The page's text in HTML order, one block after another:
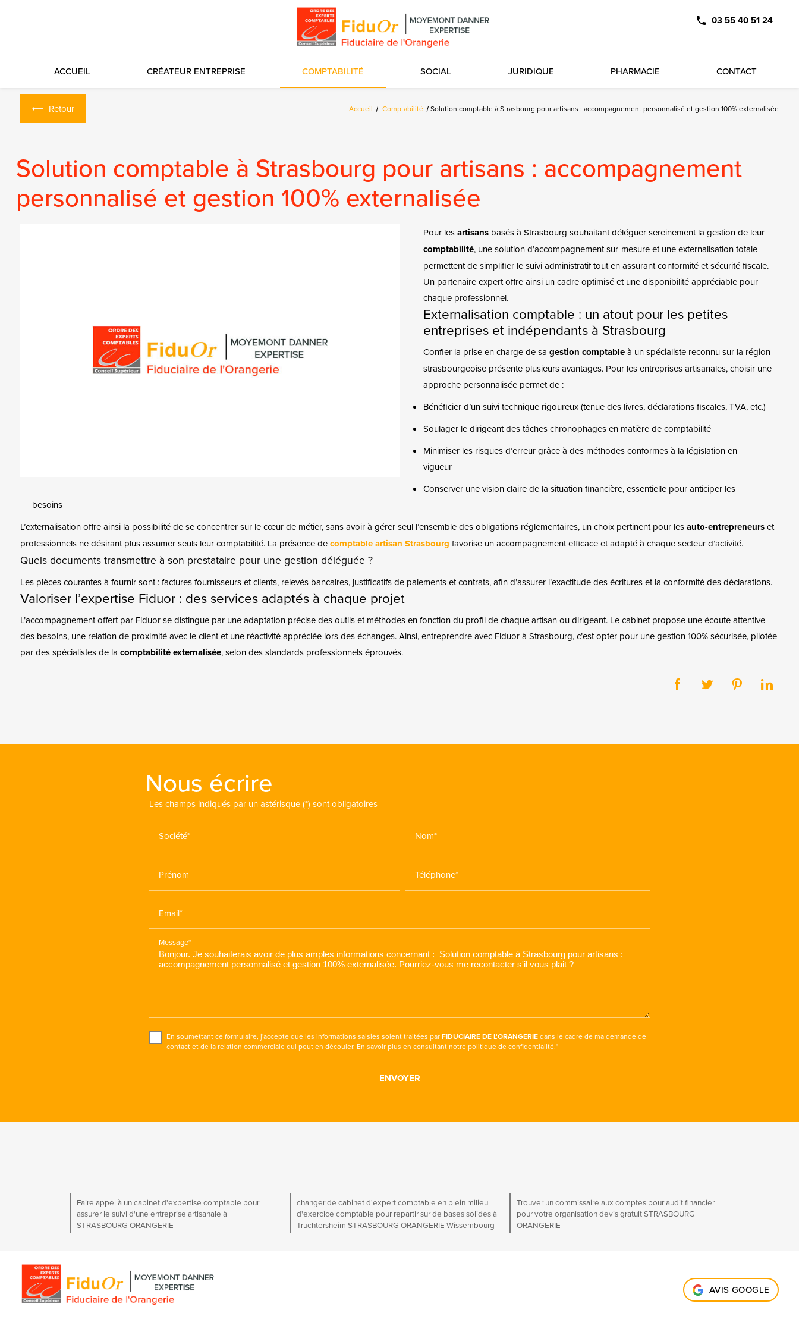
03 55 40 51 24
ACCUEIL CRÉATEUR ENTREPRISE COMPTABILITÉ SOCIAL JURIDIQUE PHARMACIE CONTACT
Accueil Comptabilité Solution comptable à Strasbourg pour artisans : accompagnement personnalisé et gestion 100% externalisée
Retour
Solution comptable à Strasbourg pour artisans : accompagnement
personnalisé et gestion 100% externalisée
Pour lesartisansbasés à Strasbourg souhaitant déléguer sereinement la gestion de leur
comptabilité, une solution d’accompagnement sur-mesure et une externalisation totale
permettent de simplifier le suivi administratif tout en assurant conformité et sécurité fiscale.
Un partenaire expert offre ainsi un cadre optimisé et une disponibilité appréciable pour
chaque professionnel.
Externalisation comptable : un atout pour les petites
entreprises et indépendants à Strasbourg
Confier la prise en charge de sa gestion comptableà un spécialiste reconnu sur la région
strasbourgeoise présente plusieurs avantages. Pour les entreprises artisanales, choisir une
approche personnalisée permet de :
Bénéficier d’un suivi technique rigoureux (tenue des livres, déclarations fiscales, TVA, etc.)
Soulager le dirigeant des tâches chronophages en matière de comptabilité
Minimiser les risques d’erreur grâce à des méthodes conformes à la législation en
vigueur
Conserver une vision claire de la situation financière, essentielle pour anticiper les
besoins
L’externalisation offre ainsi la possibilité de se concentrer sur le cœur de métier, sans avoir à gérer seul l’ensemble des obligations réglementaires, un choix pertinent pour lesauto-entrepreneurset
professionnels ne désirant plus assumer seuls leur comptabilité. La présence decomptable artisan Strasbourg favorise un accompagnement efficace et adapté à chaque secteur d’activité.
Quels documents transmettre à son prestataire pour une gestion déléguée ?
Les pièces courantes à fournir sont : factures fournisseurs et clients, relevés bancaires, justificatifs de paiements et contrats, afin d’assurer l’exactitude des écritures et la conformité des déclarations.
Valoriser l’expertise Fiduor : des services adaptés à chaque projet
L’accompagnement offert par Fiduor se distingue par une adaptation précise des outils et méthodes en fonction du profil de chaque artisan ou dirigeant. Le cabinet propose une écoute attentive
des besoins, une relation de proximité avec le client et une réactivité appréciée lors des échanges. Ainsi, entreprendre avec Fiduor à Strasbourg, c’est opter pour une gestion 100% sécurisée, pilotée
par des spécialistes de la comptabilité externalisée, selon des standards professionnels éprouvés.
Nous écrire
Les champs indiqués par un astérisque (*) sont obligatoires
Société* Nom*
Prénom Téléphone*
Email*
Message*
En soumettant ce formulaire, j'accepte que les informations saisies soient traitées parFIDUCIAIRE DE L'ORANGERIEdans le cadre de ma demande de
contact et de la relation commerciale qui peut en découler. En savoir plus en consultant notre politique de confidentialité.*
Faire appel à un cabinet d'expertise comptable pour
assurer le suivi d'une entreprise artisanale à
STRASBOURG ORANGERIE
changer de cabinet d'expert comptable en plein milieu
d'exercice comptable pour repartir sur de bases solides à
Truchtersheim STRASBOURG ORANGERIE Wissembourg
Trouver un commissaire aux comptes pour audit financier
pour votre organisation devis gratuit STRASBOURG
ORANGERIE
AVIS GOOGLE